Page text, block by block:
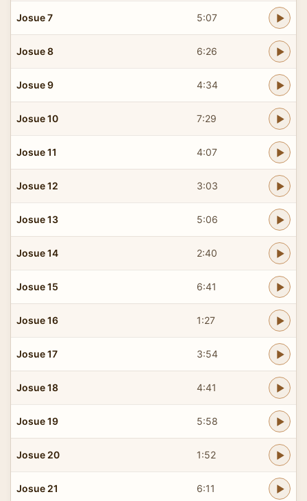
Josue 7 5:07
Josue 8 6:26
Josue 9 4:34
Josue 10 7:29
Josue 11 4:07
Josue 12 3:03
Josue 13 5:06
Josue 14 2:40
Josue 15 6:41
Josue 16 1:27
Josue 17 3:54
Josue 18 4:41
Josue 19 5:58
Josue 20 1:52
Josue 21 6:11